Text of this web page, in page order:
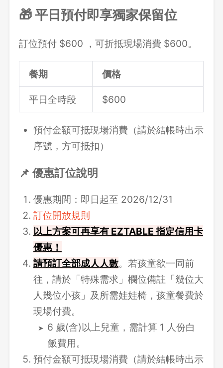
🎁 平日預付即享獨家保留位
訂位預付 $600 ，可折抵現場消費 $600。
餐期 價格
平日全時段 $600
預付金額可抵現場消費（請於結帳時出示
序號，方可抵扣）
📌 優惠訂位說明
優惠期間：即日起至 2026/12/31
訂位開放規則
以上方案可再享有 EZTABLE 指定信用卡
優惠！
請預訂全部成人人數。若孩童欲一同前
往，請於「特殊需求」欄位備註「幾位大
人幾位小孩」及所需娃娃椅，孩童餐費於
現場付費。
6 歲(含)以上兒童，需計算 1 人份白
飯費用。
預付金額可抵現場消費（請於結帳時出示